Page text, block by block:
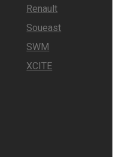
Renault
Soueast
SWM
XCITE